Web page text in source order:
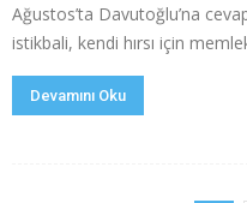
Ağustos’ta Davutoğlu’na
istikbali, kendi hırsı için
Devamını Oku